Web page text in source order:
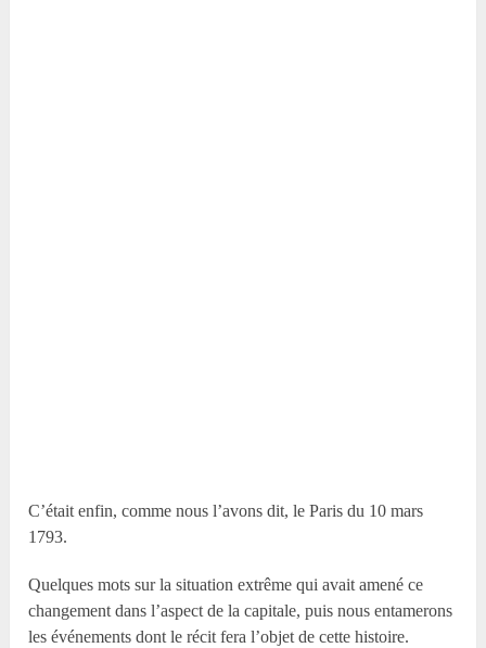
C’était enfin, comme nous l’avons dit, le Paris du 10 mars
1793.
Quelques mots sur la situation extrême qui avait amené ce
changement dans l’aspect de la capitale, puis nous entamerons
les événements dont le récit fera l’objet de cette histoire.